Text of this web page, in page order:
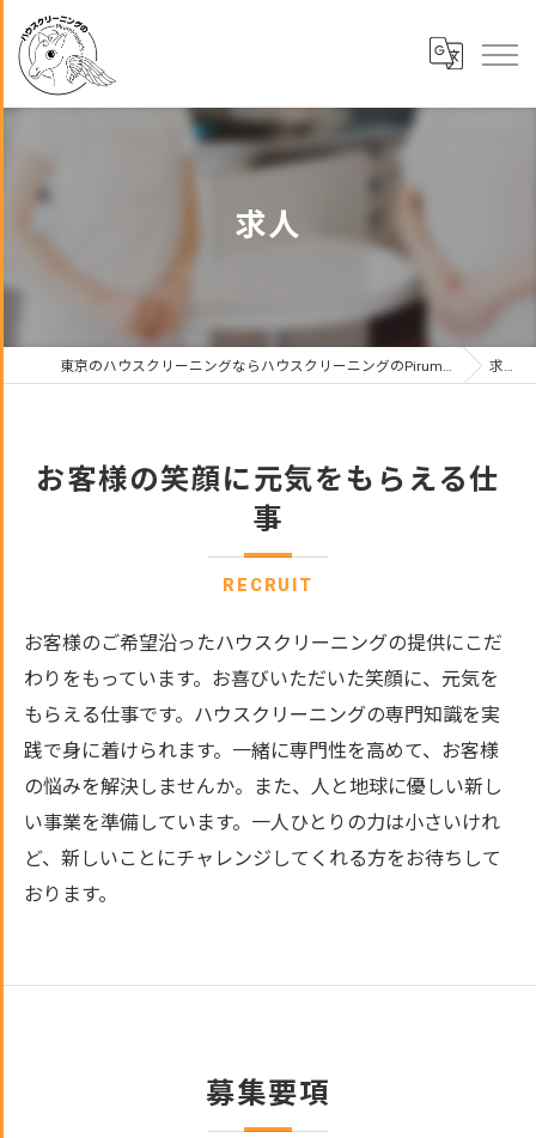
求人
東京のハウスクリーニングならハウスクリーニングのPirumi・bean’s合同会社 求人
お客様の笑顔に元気をもらえる仕
事
RECRUIT
お客様のご希望沿ったハウスクリーニングの提供にこだ
わりをもっています。お喜びいただいた笑顔に、元気を
もらえる仕事です。ハウスクリーニングの専門知識を実
践で身に着けられます。一緒に専門性を高めて、お客様
の悩みを解決しませんか。また、人と地球に優しい新し
い事業を準備しています。一人ひとりの力は小さいけれ
ど、新しいことにチャレンジしてくれる方をお待ちして
おります。
募集要項